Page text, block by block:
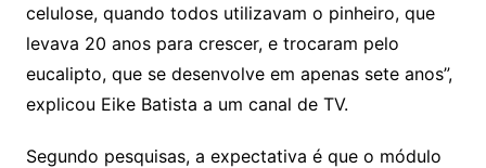
celulose, quando todos utilizavam o pinheiro, que
levava 20 anos para crescer, e trocaram pelo
eucalipto, que se desenvolve em apenas sete anos”,
explicou Eike Batista a um canal de TV.
Segundo pesquisas, a expectativa é que o módulo